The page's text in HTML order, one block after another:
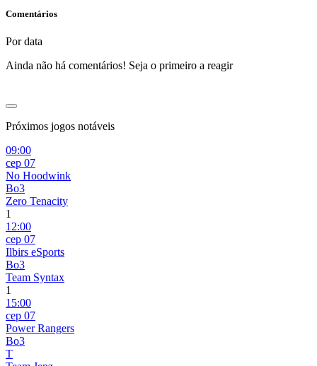
Comentários
Por data
Ainda não há comentários! Seja o primeiro a reagir
Próximos jogos notáveis
09:00
сер 07
No Hoodwink
Bo3
Zero Tenacity
1
12:00
сер 07
Ilbirs eSports
Bo3
Team Syntax
1
15:00
сер 07
Power Rangers
Bo3
T